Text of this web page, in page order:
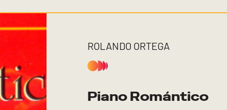
ROLANDO ORTEGA
Piano Romántico